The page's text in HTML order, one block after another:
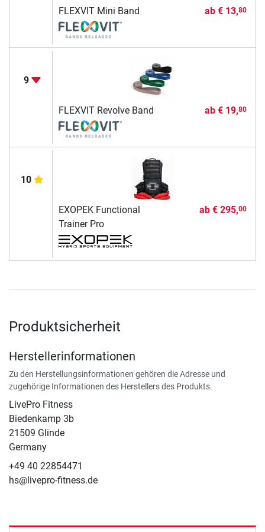
FLEXVIT Mini Band ab € 13,80
9
FLEXVIT Revolve Band ab € 19,80
10
EXOPEK Functional
Trainer Pro
ab € 295,00
Produktsicherheit
Herstellerinformationen
Zu den Herstellungsinformationen gehören die Adresse und
zugehörige Informationen des Herstellers des Produkts.
LivePro Fitness
Biedenkamp 3b
21509 Glinde
Germany
+49 40 22854471
hs@livepro-fitness.de